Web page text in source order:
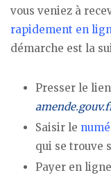
vous veniez à
rapidement en
démarche est la
Presser le
Saisir le
qui se trouve
Payer en